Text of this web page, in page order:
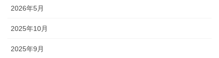
2026年5月
2025年10月
2025年9月